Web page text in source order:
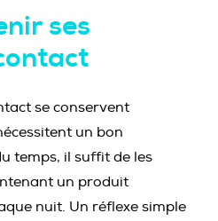
ses
se conservent
un bon
temps, il suffit de les
un produit
nuit. Un réflexe simple